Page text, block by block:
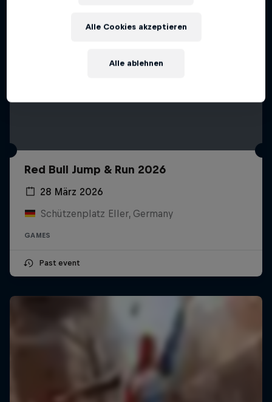
Red Bull Jump & Run 2026
28 März 2026
Schützenplatz Eller, Germany
GAMES
Past event
Alle ablehnen
Alle Cookies akzeptieren